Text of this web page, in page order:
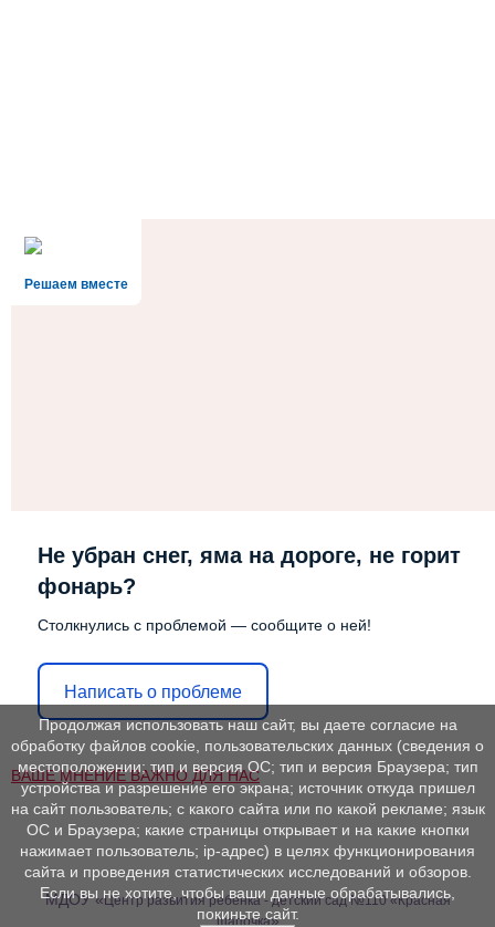
Решаем вместе
Не убран снег, яма на дороге, не горит
фонарь?
Столкнулись с проблемой — сообщите о ней!
Написать о проблеме
ВАШЕ МНЕНИЕ ВАЖНО ДЛЯ НАС
МДОУ «Центр развития ребенка - детский сад №110 «Красная
шапочка»
Продолжая использовать наш сайт, вы даете согласие на
обработку файлов cookie, пользовательских данных (сведения о
местоположении; тип и версия ОС; тип и версия Браузера; тип
устройства и разрешение его экрана; источник откуда пришел
на сайт пользователь; с какого сайта или по какой рекламе; язык
ОС и Браузера; какие страницы открывает и на какие кнопки
нажимает пользователь; ip-адрес) в целях функционирования
сайта и проведения статистических исследований и обзоров.
Если вы не хотите, чтобы ваши данные обрабатывались,
покиньте сайт.